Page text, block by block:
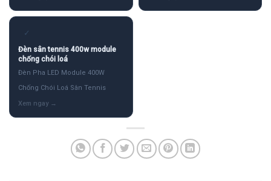
✓
Đèn sân tennis 400w module
chống chói loá
Đèn Pha LED Module 400W
Chống Chói Loá Sân Tennis